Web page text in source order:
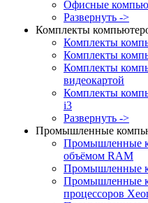
Офисные
Развернуть ->
Комплекты
Комплекты
Комплекты
Комплекты
видеокартой
Комплекты
i3
Развернуть ->
Промышленные
Промышленные
объёмом RAM
Промышленные
Промышленные
процессоров